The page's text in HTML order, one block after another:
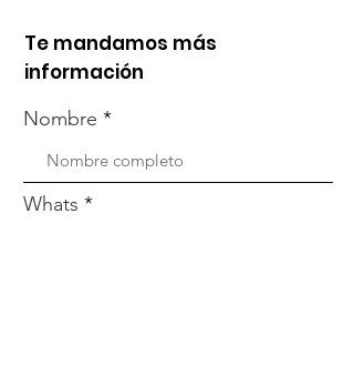
Te mandamos más
información
Nombre
Whats